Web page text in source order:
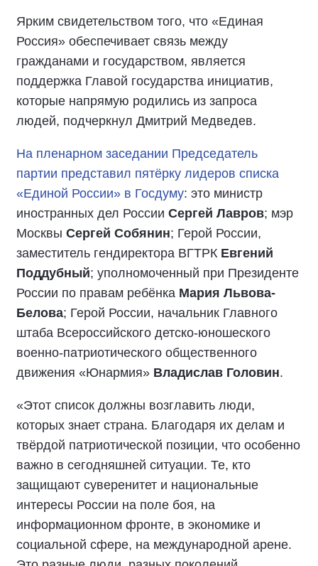
Ярким свидетельством того, что «Единая
Россия» обеспечивает связь между
гражданами и государством, является
поддержка Главой государства инициатив,
которые напрямую родились из запроса
людей, подчеркнул Дмитрий Медведев.
На пленарном заседании Председатель
партии представил пятёрку лидеров списка
«Единой России» в Госдуму: это министр
иностранных дел России Сергей Лавров; мэр
Москвы Сергей Собянин; Герой России,
заместитель гендиректора ВГТРК Евгений
Поддубный; уполномоченный при Президенте
России по правам ребёнка Мария Львова-
Белова; Герой России, начальник Главного
штаба Всероссийского детско-юношеского
военно-патриотического общественного
движения «Юнармия» Владислав Головин.
«Этот список должны возглавить люди,
которых знает страна. Благодаря их делам и
твёрдой патриотической позиции, что особенно
важно в сегодняшней ситуации. Те, кто
защищают суверенитет и национальные
интересы России на поле боя, на
информационном фронте, в экономике и
социальной сфере, на международной арене.